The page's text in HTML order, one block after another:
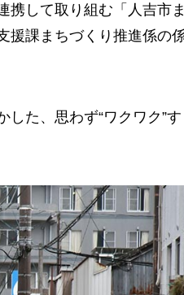
携して取り組む「人吉市ま
援課まちづくり推進係の
た、思わず“ワクワク”す